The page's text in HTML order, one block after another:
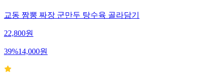
교동 짬뽕 짜장 군만두 탕수육 골라담기
22,800원
39%14,000원